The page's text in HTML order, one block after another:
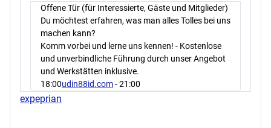
Offene Tür (für Interessierte, Gäste und Mitglieder)
Du möchtest erfahren, was man alles Tolles bei uns
machen kann?
Komm vorbei und lerne uns kennen! - Kostenlose
und unverbindliche Führung durch unser Angebot
und Werkstätten inklusive.
18:00udin88id.com- 21:00
expeprian